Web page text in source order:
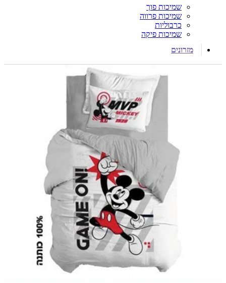
שמיכות פוך
שמיכות פרווה
כרבוליות
שמיכות פיקה
מזרונים